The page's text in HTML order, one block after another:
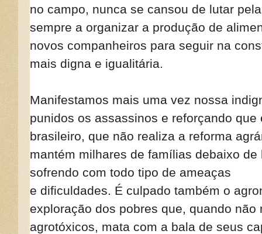
no campo, nunca se cansou de lutar
sempre a organizar a produção de
novos companheiros para seguir na
mais digna e igualitária.
Manifestamos mais uma vez nossa
punidos os assassinos e reforçando
brasileiro, que não realiza a reforma
mantém milhares de famílias debaixo
sofrendo com todo tipo de ameaças
e dificuldades. É culpado também o
exploração dos pobres que, quando
agrotóxicos, mata com a bala de seus